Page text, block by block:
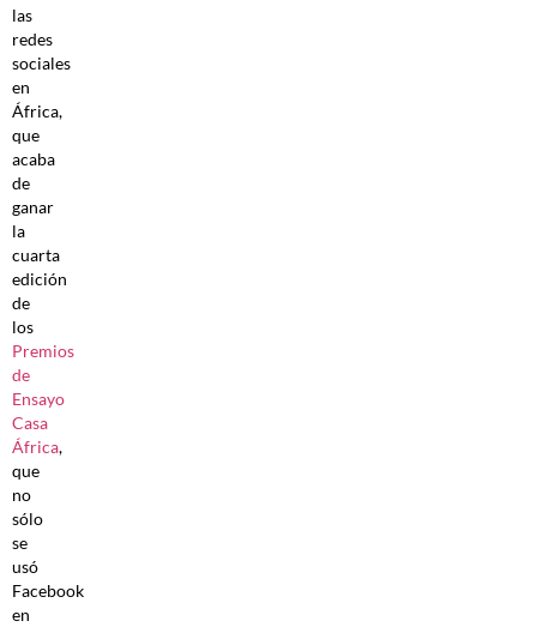
las
redes
sociales
en
África,
que
acaba
de
ganar
la
cuarta
edición
de
los
Premios
de
Ensayo
Casa
África,
que
no
sólo
se
usó
Facebook
en